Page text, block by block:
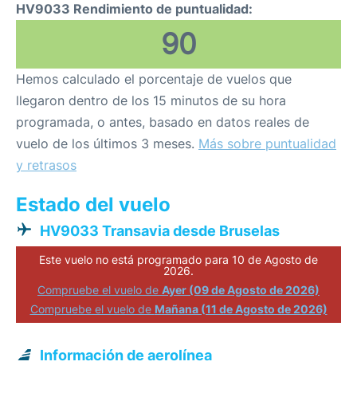
HV9033 Rendimiento de puntualidad:
90
Hemos calculado el porcentaje de vuelos que
llegaron dentro de los 15 minutos de su hora
programada, o antes, basado en datos reales de
vuelo de los últimos 3 meses. Más sobre puntualidad
y retrasos
Estado del vuelo
HV9033 Transavia desde Bruselas
Este vuelo no está programado para 10 de Agosto de
2026.
Compruebe el vuelo de Ayer (09 de Agosto de 2026)
Compruebe el vuelo de Mañana (11 de Agosto de 2026)
Información de aerolínea